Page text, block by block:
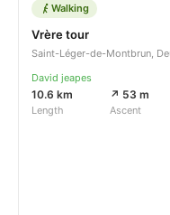
Walking
Vrère tour
David jeapes
10.6 km
Length
↗ 53 m
Ascent